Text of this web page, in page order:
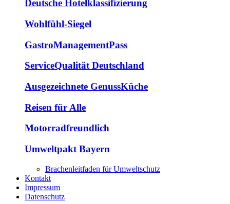
Deutsche Hotelklassifizierung
Wohlfühl-Siegel
GastroManagementPass
ServiceQualität Deutschland
Ausgezeichnete GenussKüche
Reisen für Alle
Motorradfreundlich
Umweltpakt Bayern
Brachenleitfaden für Umweltschutz
Kontakt
Impressum
Datenschutz